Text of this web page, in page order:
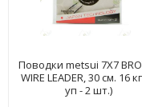
Поводки metsui 7X7
WIRE LEADER, 30 см. 16
уп - 2 шт.)